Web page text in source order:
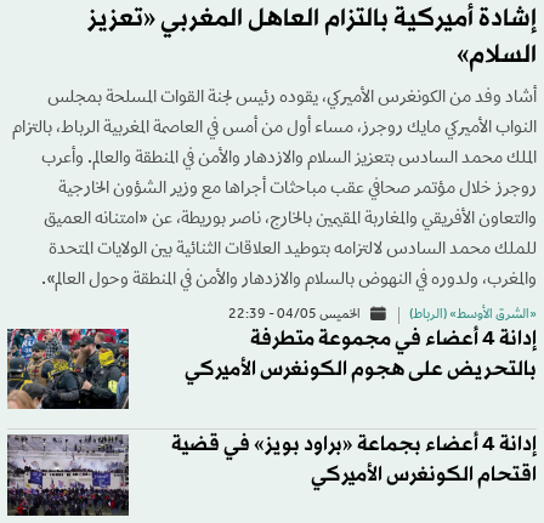
إشادة أميركية بالتزام العاهل المغربي «تعزيز
السلام»
أشاد وفد من الكونغرس الأميركي، يقوده رئيس لجنة القوات المسلحة بمجلس
النواب الأميركي مايك روجرز، مساء أول من أمس في العاصمة المغربية الرباط، بالتزام
الملك محمد السادس بتعزيز السلام والازدهار والأمن في المنطقة والعالم. وأعرب
روجرز خلال مؤتمر صحافي عقب مباحثات أجراها مع وزير الشؤون الخارجية
والتعاون الأفريقي والمغاربة المقيمين بالخارج، ناصر بوريطة، عن «امتنانه العميق
للملك محمد السادس لالتزامه بتوطيد العلاقات الثنائية بين الولايات المتحدة
والمغرب، ولدوره في النهوض بالسلام والازدهار والأمن في المنطقة وحول العالم».
«الشرق الأوسط» (الرباط) الخميس 04/05 - 22:39
إدانة 4 أعضاء في مجموعة متطرفة
بالتحريض على هجوم الكونغرس الأميركي
إدانة 4 أعضاء بجماعة «براود بويز» في قضية
اقتحام الكونغرس الأميركي